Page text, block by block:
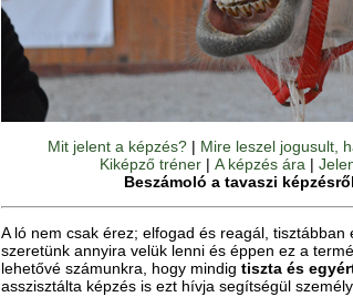
Mit jelent a képzés? | Mire leszel jogusult,
Kiképző tréner | A képzés ára |
Beszámoló a tavaszi képzésről
A ló nem csak érez; elfogad és reagál,
szeretünk annyira velük lenni és éppen ez a
lehetővé számunkra, hogy mindig tiszta és
asszisztálta képzés is ezt hívja segítségül